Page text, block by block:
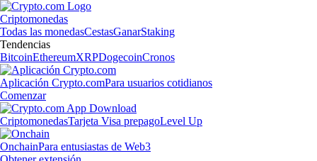
Criptomonedas
Todas las monedasCestasGanarStaking
Tendencias
BitcoinEthereumXRPDogecoinCronos
Aplicación Crypto.comPara usuarios cotidianos
Comenzar
CriptomonedasTarjeta Visa prepagoLevel Up
OnchainPara entusiastas de Web3